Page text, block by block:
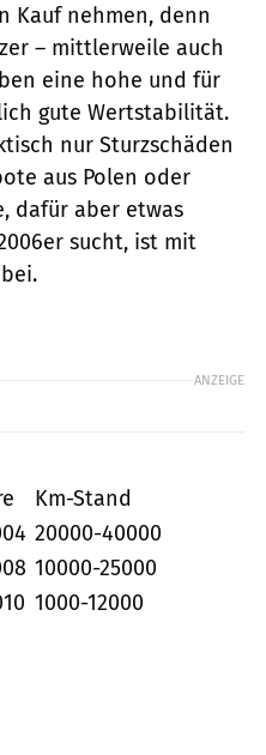
Kauf nehmen, denn
– mittlerweile auch
eine hohe und für
gute Wertstabilität.
nur Sturzschäden
aus Polen oder
dafür aber etwas
sucht, ist mit
ANZEIGE
Km-Stand
20000-40000
10000-25000
1000-12000